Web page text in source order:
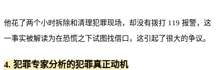
他花了两个小时拆除和清理犯罪现场，却没有拨打 119 报警，这
一事实被解读为在恐慌之下试图找借口，这引起了很大的争议。
4. 犯罪专家分析的犯罪真正动机